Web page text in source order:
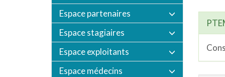
Espace partenaires
Espace stagiaires
Espace exploitants
Espace médecins